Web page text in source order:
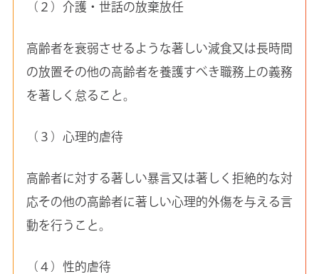
（２）介護・世話の放棄放任
高齢者を衰弱させるような著しい減食又は長時間
の放置その他の高齢者を養護すべき職務上の義務
を著しく怠ること。
（３）心理的虐待
高齢者に対する著しい暴言又は著しく拒絶的な対
応その他の高齢者に著しい心理的外傷を与える言
動を行うこと。
（４）性的虐待